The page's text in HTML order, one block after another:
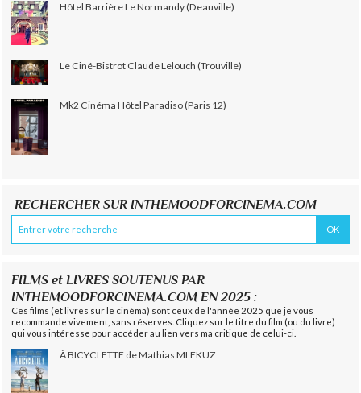
Hôtel Barrière Le Normandy (Deauville)
Le Ciné-Bistrot Claude Lelouch (Trouville)
Mk2 Cinéma Hôtel Paradiso (Paris 12)
RECHERCHER SUR INTHEMOODFORCINEMA.COM
FILMS et LIVRES SOUTENUS PAR
INTHEMOODFORCINEMA.COM EN 2025 :
Ces films (et livres sur le cinéma) sont ceux de l'année 2025 que je vous
recommande vivement, sans réserves. Cliquez sur le titre du film (ou du livre)
qui vous intéresse pour accéder au lien vers ma critique de celui-ci.
À BICYCLETTE de Mathias MLEKUZ